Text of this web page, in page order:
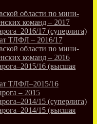
области по мини-
команд – 2017
17 (суперлига)
ТЛФЛ – 2016/17
области по мини-
команд – 2016
16 (высшая
ТЛФЛ–2015/16
– 2015
15 (суперлига)
15 (высшая